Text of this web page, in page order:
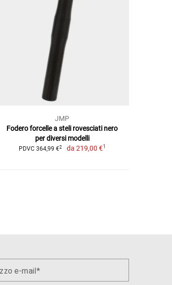
JMP
Fodero forcelle a steli rovesciati nero
per diversi modelli
PDVC 364,99 €2 da 219,00 €1
e-mail